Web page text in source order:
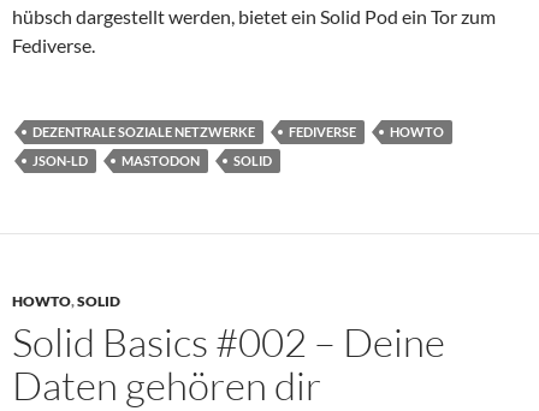
hübsch dargestellt werden, bietet ein Solid Pod ein Tor zum
Fediverse.
DEZENTRALE SOZIALE NETZWERKE FEDIVERSE
HOWTO
JSON-LD
MASTODON SOLID
HOWTO,SOLID
Solid Basics #002 – Deine
Daten gehören dir